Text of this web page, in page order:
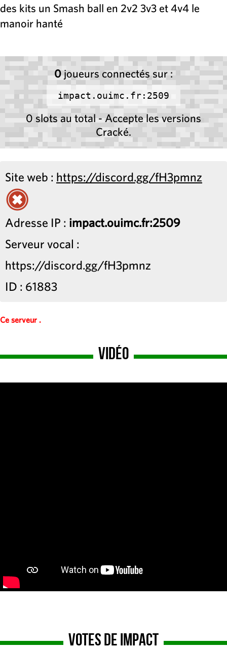
des kits un Smash ball en 2v2 3v3 et 4v4 le
manoir hanté
0 joueurs connectés sur :
impact.ouimc.fr:2509
0 slots au total - Accepte les versions
Cracké.
Site web : https://discord.gg/fH3pmnz
Adresse IP : impact.ouimc.fr:2509
Serveur vocal :
https://discord.gg/fH3pmnz
ID : 61883
Ce serveur .
Vidéo
Votes de Impact